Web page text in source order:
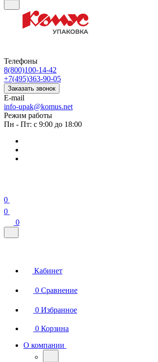
Телефоны
8(800)100-14-42
+7(495)363-90-05
Заказать звонок
E-mail
info-upak@komus.net
Режим работы
Пн - Пт: с 9:00 до 18:00
0
0
0
Кабинет
0 Сравнение
0 Избранное
0 Корзина
О компании